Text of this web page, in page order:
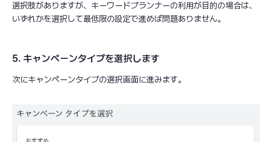
選択肢がありますが、キーワードプランナーの利用が目的の場合は、
いずれかを選択して最低限の設定で進めば問題ありません。
5. キャンペーンタイプを選択します
次にキャンペーンタイプの選択画面に進みます。